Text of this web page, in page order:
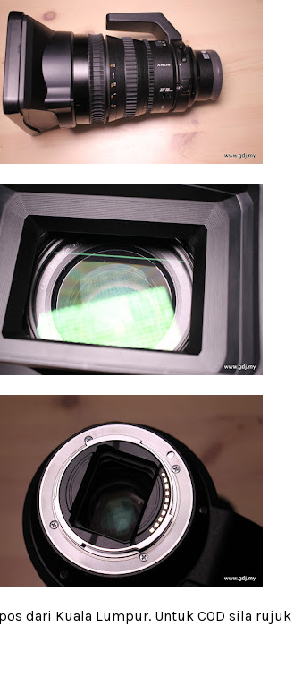
dari Kuala Lumpur. Untuk COD sila rujuk